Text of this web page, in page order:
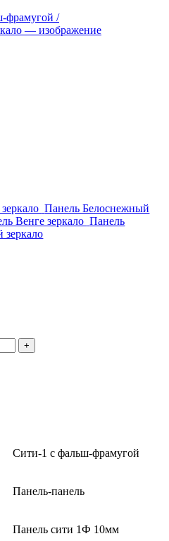
Панель Белоснежный
Венге зеркало Панель
зеркало
Сити-1 с фальш-фрамугой
Панель-панель
Панель сити 1Ф 10мм